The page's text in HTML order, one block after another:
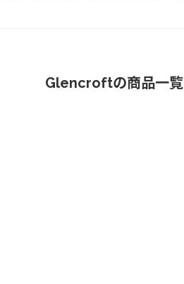
Glencroftの商品一覧